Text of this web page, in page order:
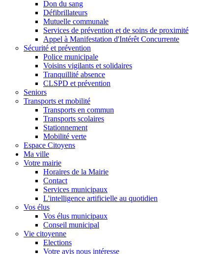
Don du sang
Défibrillateurs
Mutuelle communale
Services de prévention et de soins de proximité
Appel à Manifestation d'Intérêt Concurrente
Sécurité et prévention
Police municipale
Voisins vigilants et solidaires
Tranquillité absence
CLSPD et prévention
Seniors
Transports et mobilité
Transports en commun
Transports scolaires
Stationnement
Mobilité verte
Espace Citoyens
Ma ville
Votre mairie
Horaires de la Mairie
Contact
Services municipaux
L'intelligence artificielle au quotidien
Vos élus
Vos élus municipaux
Conseil municipal
Vie citoyenne
Elections
Votre avis nous intéresse